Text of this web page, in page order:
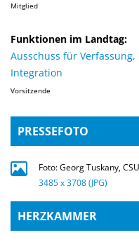
Mitglied
Funktionen im Landtag:
Ausschuss für
Integration
Vorsitzende
PRESSEFOTO
Foto: Georg Tuskany,
3485 x 3708 (JPG)
HERZKAMMER